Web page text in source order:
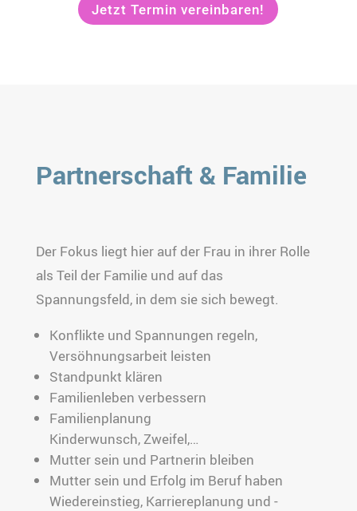
Jetzt Termin vereinbaren!
Partnerschaft & Familie
Der Fokus liegt hier auf der Frau in ihrer Rolle
als Teil der Familie und auf das
Spannungsfeld, in dem sie sich bewegt.
Konflikte und Spannungen regeln,
Versöhnungsarbeit leisten
Standpunkt klären
Familienleben verbessern
Familienplanung
Kinderwunsch, Zweifel,…
Mutter sein und Partnerin bleiben
Mutter sein und Erfolg im Beruf haben
Wiedereinstieg, Karriereplanung und -